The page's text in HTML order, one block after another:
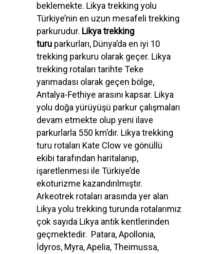
beklemekte. Likya trekking yolu
Türkiye’nin en uzun mesafeli trekking
parkurudur. Likya trekking
turu parkurları, Dünya’da en iyi 10
trekking parkuru olarak geçer. Likya
trekking rotaları tarihte Teke
yarımadası olarak geçen bölge,
Antalya-Fethiye arasını kapsar. Likya
yolu doğa yürüyüşü parkur çalışmaları
devam etmekte olup yeni ilave
parkurlarla 550 km’dir. Likya trekking
turu rotaları Kate Clow ve gönüllü
ekibi tarafından haritalanıp,
işaretlenmesi ile Türkiye’de
ekoturizme kazandırılmıştır.
Arkeotrek rotaları arasında yer alan
Likya yolu trekking turunda rotalarımız
çok sayıda Likya antik kentlerinden
geçmektedir. Patara, Apollonia,
İdyros, Myra, Apelia, Theimussa,